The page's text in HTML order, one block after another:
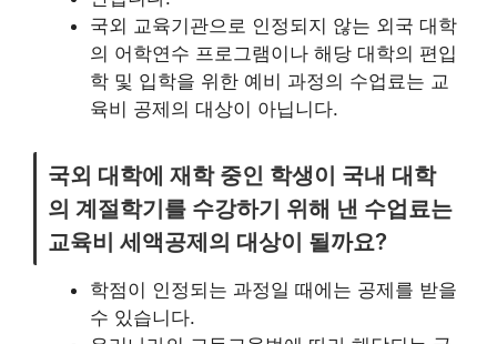
국외 교육기관으로 인정되지 않는 외국 대학
의 어학연수 프로그램이나 해당 대학의 편입
학 및 입학을 위한 예비 과정의 수업료는 교
육비 공제의 대상이 아닙니다.
국외 대학에 재학 중인 학생이 국내 대학
의 계절학기를 수강하기 위해 낸 수업료는
교육비 세액공제의 대상이 될까요?
학점이 인정되는 과정일 때에는 공제를 받을
수 있습니다.